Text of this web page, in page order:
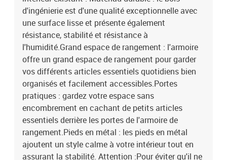
d'ingénierie est d'une qualité exceptionnelle avec
une surface lisse et présente également
résistance, stabilité et résistance à
l'humidité.Grand espace de rangement : l'armoire
offre un grand espace de rangement pour garder
vos différents articles essentiels quotidiens bien
organisés et facilement accessibles.Portes
pratiques : gardez votre espace sans
encombrement en cachant de petits articles
essentiels derrière les portes de l'armoire de
rangement.Pieds en métal : les pieds en métal
ajoutent un style calme à votre intérieur tout en
assurant la stabilité. Attention :Pour éviter qu'il ne